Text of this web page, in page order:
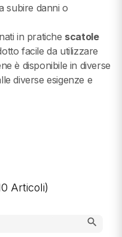
subire danni o
in pratiche scatole
facile da utilizzare
è disponibile in diverse
diverse esigenze e
Articoli)
search